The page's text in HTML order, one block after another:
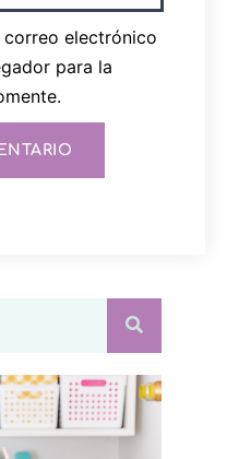
correo electrónico
para la